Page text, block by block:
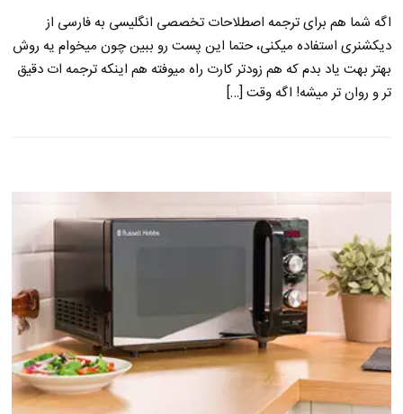
اگه شما هم برای ترجمه اصطلاحات تخصصی انگلیسی به فارسی از
دیکشنری استفاده میکنی، حتما این پست رو ببین چون میخوام یه روش
بهتر بهت یاد بدم که هم زودتر کارت راه میوفته هم اینکه ترجمه ات دقیق
تر و روان تر میشه! اگه وقت […]